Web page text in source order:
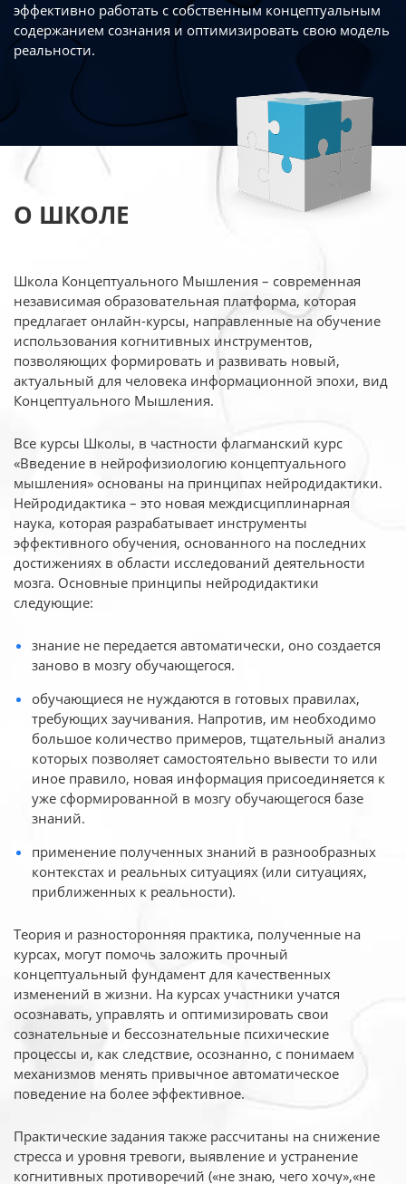
эффективно работать с собственным концептуальным
содержанием сознания и оптимизировать свою модель
реальности.
О ШКОЛЕ
Школа Концептуального Мышления – современная
независимая образовательная платформа, которая
предлагает онлайн-курсы, направленные на обучение
использования когнитивных инструментов,
позволяющих формировать и развивать новый,
актуальный для человека информационной эпохи, вид
Концептуального Мышления.
Все курсы Школы, в частности флагманский курс
«Введение в нейрофизиологию концептуального
мышления» основаны на принципах нейродидактики.
Нейродидактика – это новая междисциплинарная
наука, которая разрабатывает инструменты
эффективного обучения, основанного на последних
достижениях в области исследований деятельности
мозга. Основные принципы нейродидактики
следующие:
знание не передается автоматически, оно создается
заново в мозгу обучающегося.
обучающиеся не нуждаются в готовых правилах,
требующих заучивания. Напротив, им необходимо
большое количество примеров, тщательный анализ
которых позволяет самостоятельно вывести то или
иное правило, новая информация присоединяется к
уже сформированной в мозгу обучающегося базе
знаний.
применение полученных знаний в разнообразных
контекстах и реальных ситуациях (или ситуациях,
приближенных к реальности).
Теория и разносторонняя практика, полученные на
курсах, могут помочь заложить прочный
концептуальный фундамент для качественных
изменений в жизни. На курсах участники учатся
осознавать, управлять и оптимизировать свои
сознательные и бессознательные психические
процессы и, как следствие, осознанно, с понимаем
механизмов менять привычное автоматическое
поведение на более эффективное.
Практические задания также рассчитаны на снижение
стресса и уровня тревоги, выявление и устранение
когнитивных противоречий («не знаю, чего хочу»,«не